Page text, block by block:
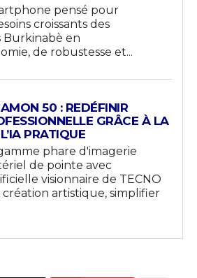
pensé pour
croissants des
Burkinabè en
de robustesse et...
50 : REDÉFINIR
GRÂCE À LA
PRATIQUE
phare d'imagerie
de pointe avec
visionnaire de TECNO
artistique, simplifier